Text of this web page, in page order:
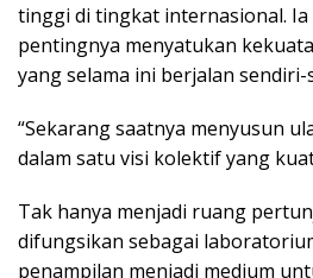
tinggi di tingkat internasional. Ia
pentingnya menyatukan
yang selama ini berjalan sendiri-
“Sekarang saatnya menyusun
dalam satu visi kolektif yang
Tak hanya menjadi ruang
difungsikan sebagai
penampilan menjadi medium